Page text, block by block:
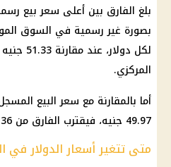
بلغ الفارق بين أعلى سعر بيع
لكل دولار، عند مقارنة 51.33 جنيه بنحو 49.99 جنيه في
المركزي.
أما بالمقارنة مع سعر البيع
49.97 جنيه، فيقترب الفارق من 1.36 جنيه للدولار الواحد.
متى تتغير أسعار الدولار في